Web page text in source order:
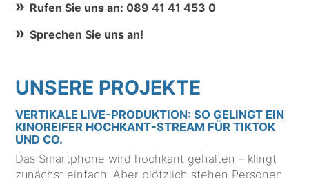
Rufen Sie uns an: 089 41 41 453 0
Sprechen Sie uns an!
UNSERE PROJEKTE
VERTIKALE LIVE-PRODUKTION: SO GELINGT EIN
KINOREIFER HOCHKANT-STREAM FÜR TIKTOK
UND CO.
Das Smartphone wird hochkant gehalten – klingt
zunächst einfach. Aber plötzlich stehen Personen